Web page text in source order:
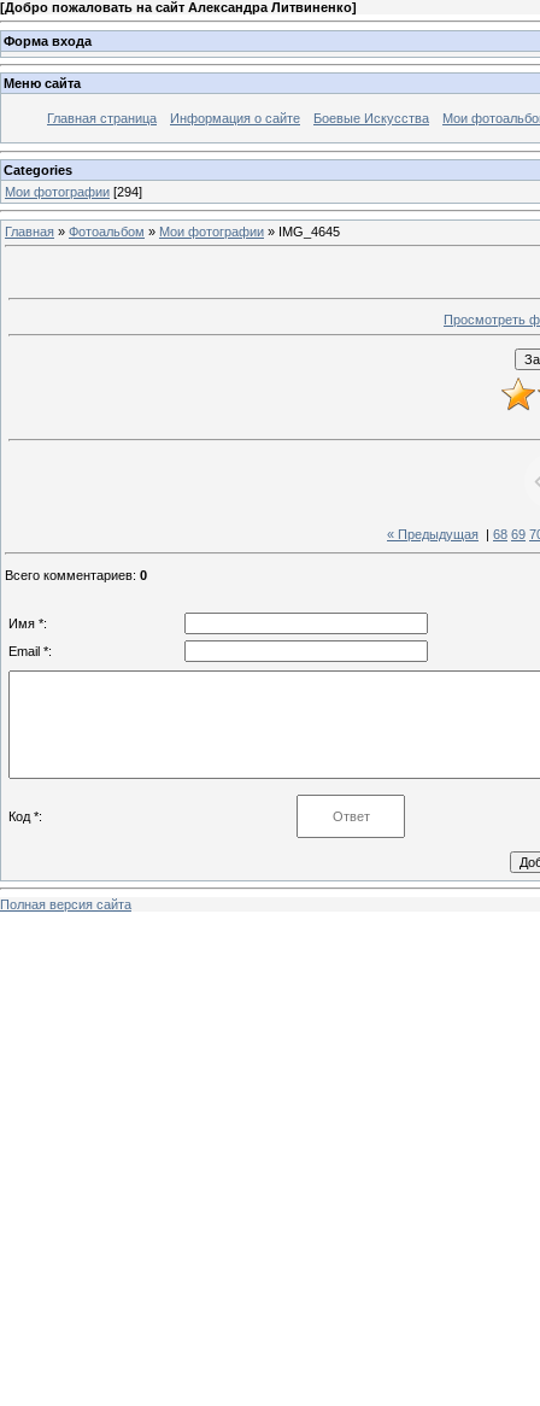
[Добро пожаловать на сайт Александра Литвиненко]
Форма входа
Меню сайта
Главная страница Информация о сайте Боевые Искусства Мои
Categories
Мои фотографии [294]
Главная » Фотоальбом » Мои фотографии » IMG_4645
Просмотреть
« Предыдущая 68 69
Всего комментариев: 0
Имя *:
Email *:
Код *:
Полная версия сайта